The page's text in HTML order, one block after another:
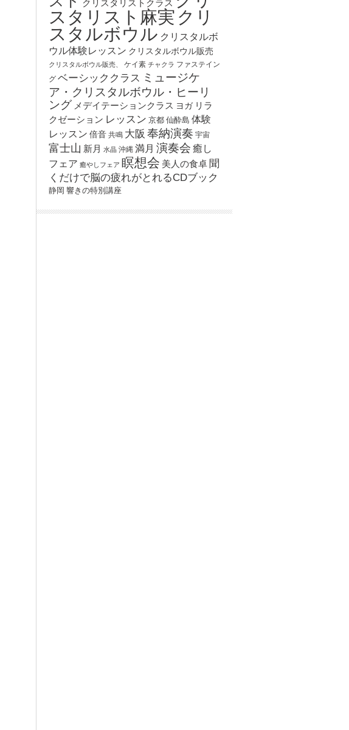
クリスタリストクラス
スタリスト麻実 クリ
スタルボウル クリスタルボ
ウル体験レッスン クリスタルボウル販売
クリスタルボウル販売、 ケイ素 チャクラ ファステイン
グ ベーシッククラス ミュージケ
ア・クリスタルボウル・ヒーリ
ング メデイテーションクラス ヨガ リラ
クゼーション レッスン 京都 仙酔島 体験
レッスン 倍音 共鳴 大阪 奉納演奏 宇宙
富士山 新月 水晶 沖縄 満月 演奏会 癒し
フェア 癒やしフェア 瞑想会 美人の食卓 聞
くだけで脳の疲れがとれるCDブック
静岡 響きの特別講座